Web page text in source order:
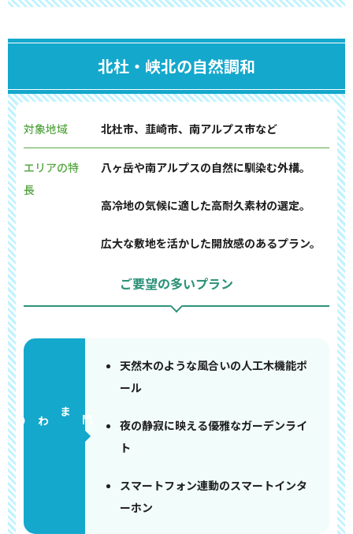
北杜・峡北の自然調和
対象地域 北杜市、韮崎市、南アルプス市など
エリアの特
長
八ヶ岳や南アルプスの自然に馴染む外構。
高冷地の気候に適した高耐久素材の選定。
広大な敷地を活かした開放感のあるプラン。
ご要望の多いプラン
門まわり
天然木のような風合いの人工木機能ポ
ール
夜の静寂に映える優雅なガーデンライ
ト
スマートフォン連動のスマートインタ
ーホン